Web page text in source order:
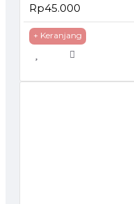
Rp45.000
+ Keranjang